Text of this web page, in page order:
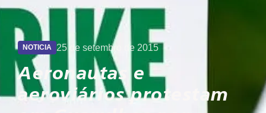
NOTICIA 25 de setembro de 2015
Aeronautas e
aeroviários protestam